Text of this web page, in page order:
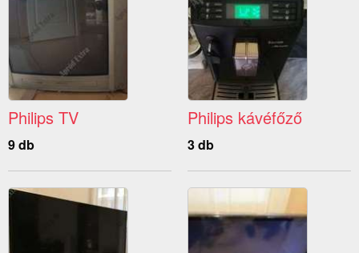
Philips TV
9 db
Philips kávéfőző
3 db